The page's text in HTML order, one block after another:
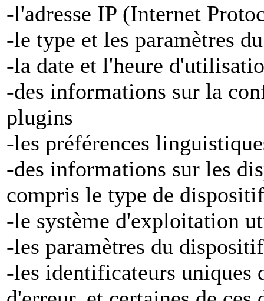
-l'adresse IP (Internet
-le type et les paramètres
-la date et l'heure
-des informations sur la
plugins
-les préférences
-des informations sur les
compris le type de dispositif
-le système d'exploitation
-les paramètres du dispositif
-les identificateurs uniques